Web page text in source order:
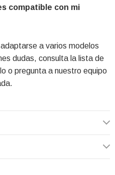
compatible con mi
a varios modelos
dudas, consulta la lista de
o pregunta a nuestro equipo